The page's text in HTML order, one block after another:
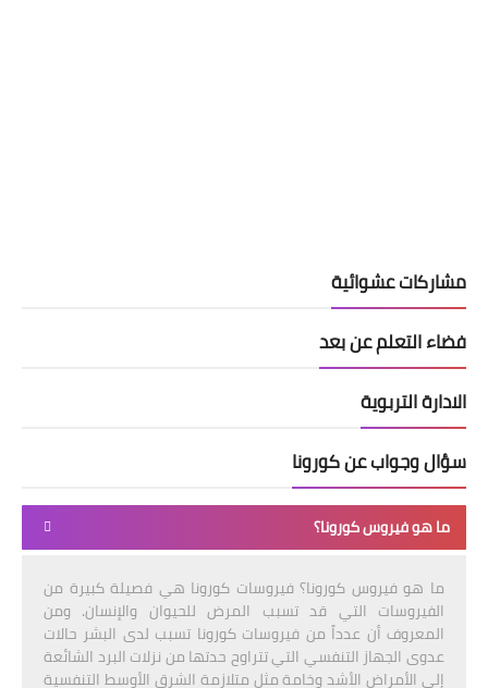
مشاركات عشوائية
فضاء التعلم عن بعد
الادارة التربوية
سؤال وجواب عن كورونا
ما هو فيروس كورونا؟
ما هو فيروس كورونا؟ فيروسات كورونا هي فصيلة كبيرة من
الفيروسات التي قد تسبب المرض للحيوان والإنسان. ومن
المعروف أن عدداً من فيروسات كورونا تسبب لدى البشر حالات
عدوى الجهاز التنفسي التي تتراوح حدتها من نزلات البرد الشائعة
إلى الأمراض الأشد وخامة مثل متلازمة الشرق الأوسط التنفسية